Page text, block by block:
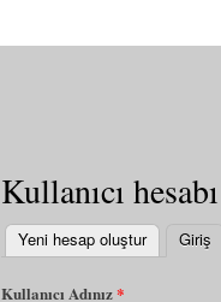
Kullanıcı hesabı
Yeni hesap oluştur Giriş
Kullanıcı Adınız*